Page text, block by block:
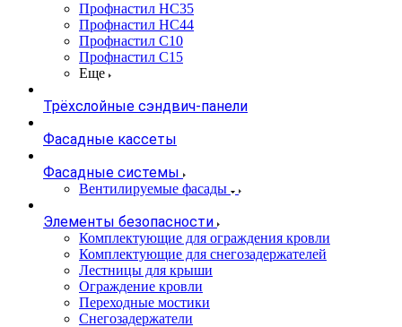
Профнастил НС35
Профнастил НС44
Профнастил С10
Профнастил С15
Еще
Трёхслойные сэндвич-панели
Фасадные кассеты
Фасадные системы
Вентилируемые фасады
Элементы безопасности
Комплектующие для ограждения кровли
Комплектующие для снегозадержателей
Лестницы для крыши
Ограждение кровли
Переходные мостики
Снегозадержатели